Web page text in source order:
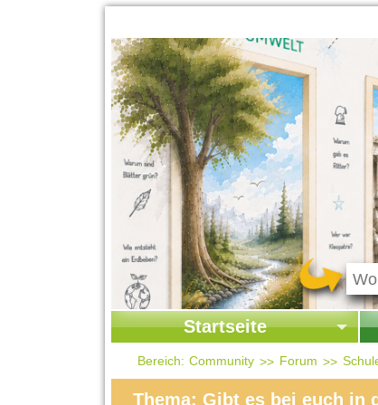
Startseite
Startseite
Kontakt
Bereich: Community Forum
Thema: Gibt es bei euch in